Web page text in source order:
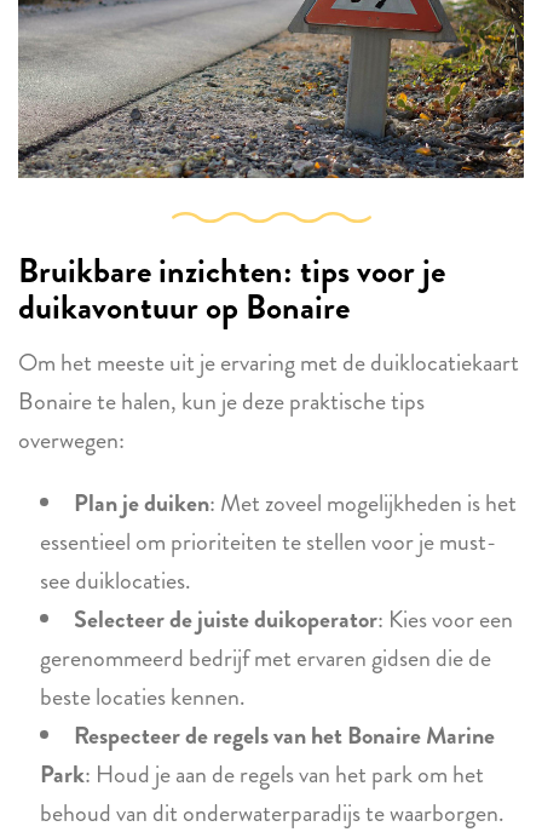
Bruikbare inzichten: tips voor je
duikavontuur op Bonaire
Om het meeste uit je ervaring met de duiklocatiekaart
Bonaire te halen, kun je deze praktische tips
overwegen:
Plan je duiken: Met zoveel mogelijkheden is het
essentieel om prioriteiten te stellen voor je must-
see duiklocaties.
Selecteer de juiste duikoperator: Kies voor een
gerenommeerd bedrijf met ervaren gidsen die de
beste locaties kennen.
Respecteer de regels van het Bonaire Marine
Park: Houd je aan de regels van het park om het
behoud van dit onderwaterparadijs te waarborgen.